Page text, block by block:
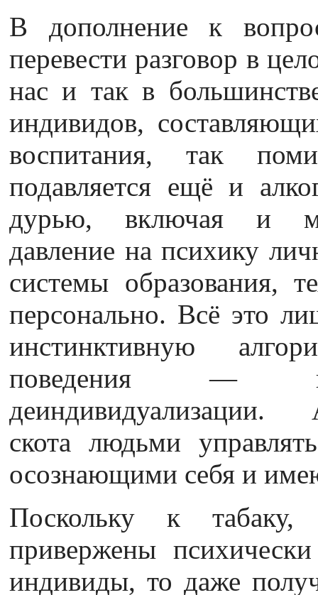
В дополнение к
перевести разговор в
нас и так в
индивидов,
воспитания, так
подавляется ещё и
дурью, включая и
давление на психику
системы образования,
персонально. Всё это
инстинктивную
поведения —
скота людьми
осознающими себя и
Поскольку к
привержены
индивиды, то даже